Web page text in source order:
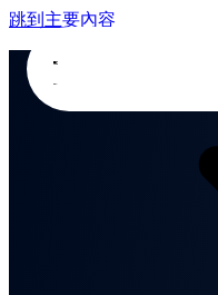
跳到主要內容
首頁